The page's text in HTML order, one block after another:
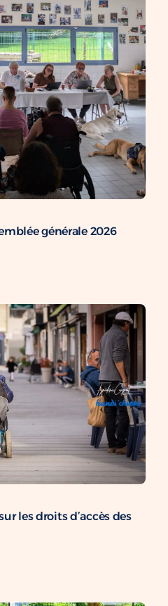
générale 2026
les droits d’accès des